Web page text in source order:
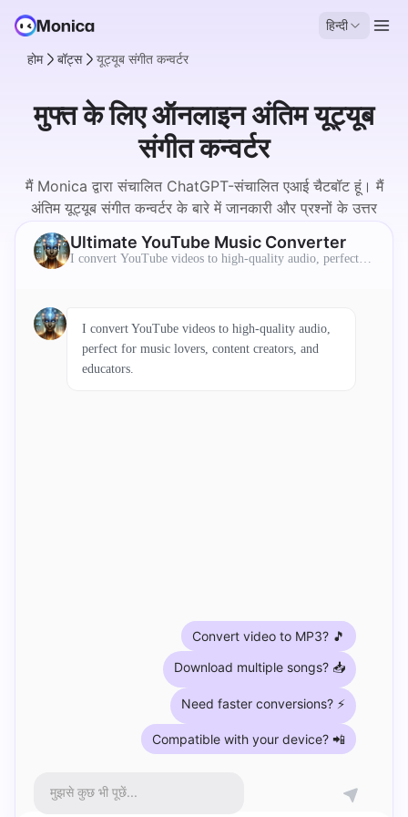
हिन्दी
होम बॉट्स यूट्यूब संगीत कन्वर्टर
मुफ्त के लिए ऑनलाइन अंतिम यूट्यूब
संगीत कन्वर्टर
मैं Monica द्वारा संचालित ChatGPT-संचालित एआई चैटबॉट हूं। मैं
अंतिम यूट्यूब संगीत कन्वर्टर के बारे में जानकारी और प्रश्नों के उत्तर
Ultimate YouTube Music Converter
I convert YouTube videos to high-quality audio, perfect fo
I convert YouTube videos to high-quality audio,
perfect for music lovers, content creators, and
educators.
Convert video to MP3? 🎵
Download multiple songs? 📥
Need faster conversions? ⚡
Compatible with your device? 📲
मुझसे कुछ भी पूछें...